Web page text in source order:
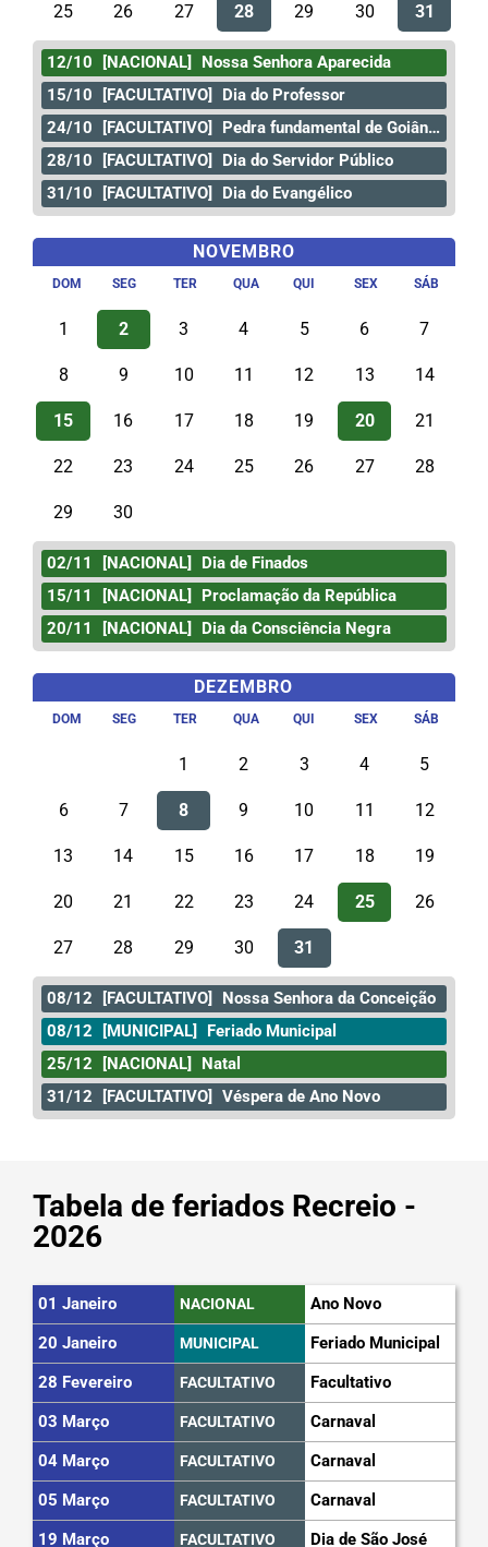
25 26 27 28 29 30 31
12/10 [NACIONAL]
Nossa Senhora Aparecida
15/10
[FACULTATIVO]
Dia do Professor
24/10
[FACULTATIVO]
Pedra fundamental de Goiânia
28/10
[FACULTATIVO]
Dia do Servidor Público
31/10
[FACULTATIVO] Dia do Evangélico
NOVEMBRO
DOM SEG TER QUA QUI SEX SÁB
1 2 3 4 5 6 7
8 9 10 11 12 13 14
15 16 17 18 19 20 21
22 23 24 25 26 27 28
29 30
02/11 [NACIONAL]
Dia de Finados
15/11
[NACIONAL]
Proclamação da República
20/11
[NACIONAL] Dia da Consciência Negra
DEZEMBRO
DOM SEG TER QUA QUI SEX SÁB
1 2 3 4 5
6 7 8 9 10 11 12
13 14 15 16 17 18 19
20 21 22 23 24 25 26
27 28 29 30 31
08/12 [FACULTATIVO]
Nossa Senhora da Conceição
08/12
[MUNICIPAL]
Feriado Municipal
25/12
[NACIONAL]
Natal
31/12
[FACULTATIVO] Véspera de Ano Novo
Tabela de feriados Recreio -
2026
01 Janeiro NACIONAL
Ano Novo
20 Janeiro
MUNICIPAL
Feriado Municipal
28 Fevereiro
FACULTATIVO
Facultativo
03 Março
FACULTATIVO
Carnaval
04 Março
FACULTATIVO
Carnaval
05 Março
FACULTATIVO
Carnaval
19 Março
FACULTATIVO Dia de São José